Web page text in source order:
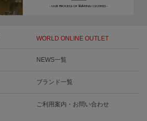
WORLD ONLINE OUTLET
NEWS一覧
ブランド一覧
ご利用案内・お問い合わせ